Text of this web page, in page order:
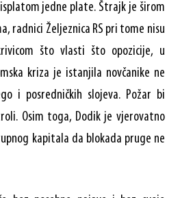
jedne plate. Štrajk je širom
radnici Željeznica RS pri tome nisu
što vlasti što opozicije, u
kriza je istanjila novčanike ne
i posredničkih slojeva. Požar bi
Osim toga, Dodik je vjerovatno
kapitala da blokada pruge ne